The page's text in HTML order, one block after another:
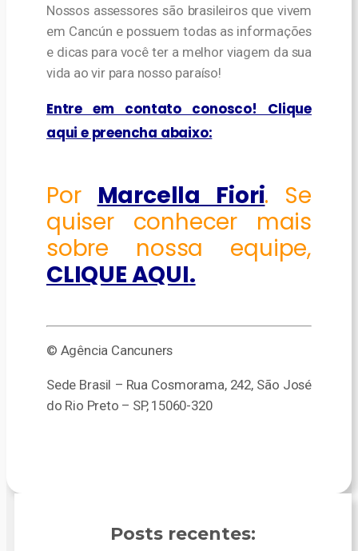
Nossos assessores são brasileiros que vivem
em Cancún e possuem todas as informações
e dicas para você ter a melhor viagem da sua
vida ao vir para nosso paraíso!
Entre em contato conosco! Clique
aqui e preencha abaixo:
Por Marcella Fiori. Se
quiser conhecer mais
sobre nossa equipe,
CLIQUE AQUI.
© Agência Cancuners
Sede Brasil – Rua Cosmorama, 242, São José
do Rio Preto – SP, 15060-320
Posts recentes: